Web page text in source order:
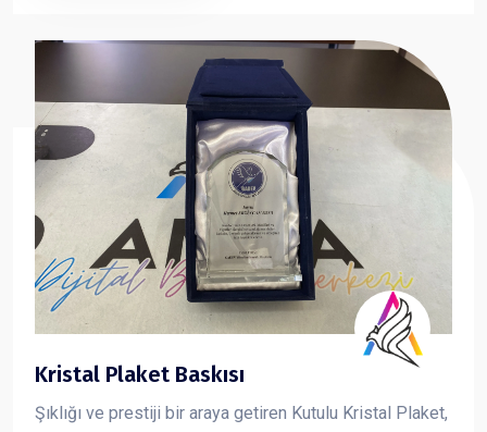
Kristal Plaket Baskısı
Şıklığı ve prestiji bir araya getiren Kutulu Kristal Plaket,